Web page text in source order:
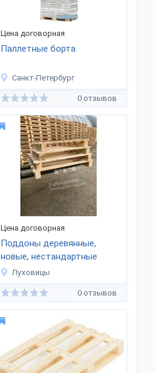
Цена договорная
Паллетные борта
Санкт-Петербург
0 отзывов
Цена договорная
Поддоны деревянные,
новые, нестандартные
Луховицы
0 отзывов